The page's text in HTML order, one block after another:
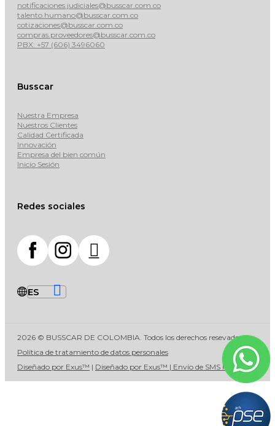
notificaciones.judiciales@busscar.com.co
talento.humano@busscar.com.co
cotizaciones@busscar.com.co
compras.proveedores@busscar.com.co
PBX: +57 (606) 3496060
Busscar
Nuestra Empresa
Nuestros Clientes
Calidad Certificada
Innovación
Empresa del bien común
Inicio Sesión
Redes sociales
2026 © BUSSCAR DE COLOMBIA. Todos los derechos resevados
Política de tratamiento de datos personales
Diseñado por Exus™ | Diseñado por Exus™ | Envío de SMS Masivos